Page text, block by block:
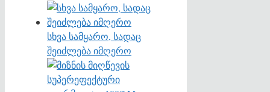
სხვა სამყარო, სადაც
შეიძლება იმღერო